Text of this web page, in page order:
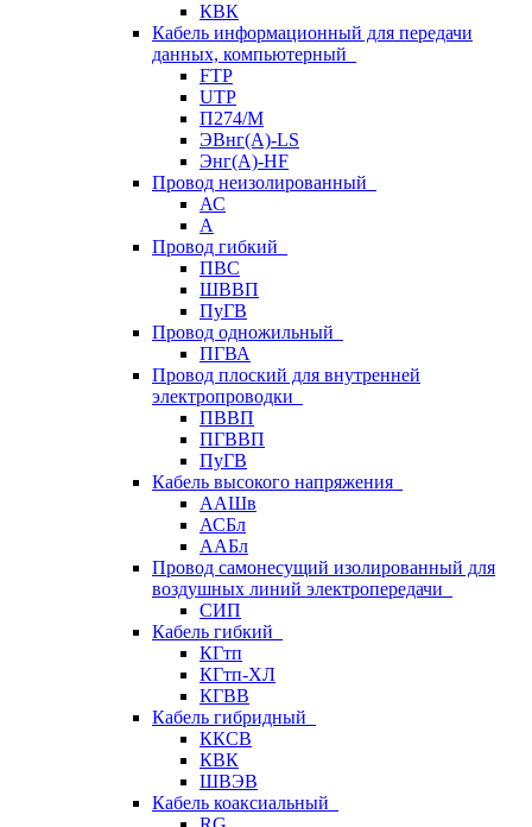
КВК
Кабель информационный для передачи
данных, компьютерный
FTP
UTP
П274/М
ЭВнг(А)-LS
Энг(А)-HF
Провод неизолированный
АС
А
Провод гибкий
ПВС
ШВВП
ПуГВ
Провод одножильный
ПГВА
Провод плоский для внутренней
электропроводки
ПВВП
ПГВВП
ПуГВ
Кабель высокого напряжения
ААШв
АСБл
ААБл
Провод самонесущий изолированный для
воздушных линий электропередачи
СИП
Кабель гибкий
КГтп
КГтп-ХЛ
КГВВ
Кабель гибридный
ККСВ
КВК
ШВЭВ
Кабель коаксиальный